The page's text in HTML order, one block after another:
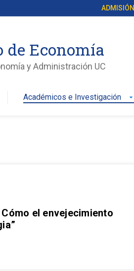
ADMISIÓN
Economía
y Administración UC
Académicos e Investigación arrow_drop_down
el envejecimiento